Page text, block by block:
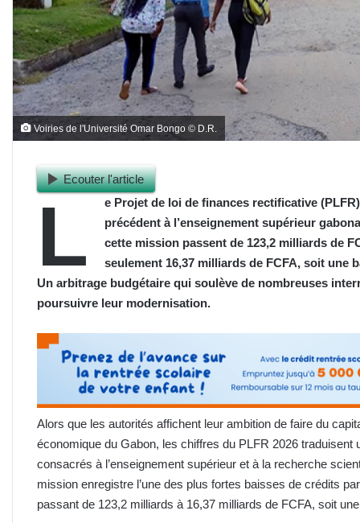
Voiries de l'Université Omar Bongo © D.R.
Ecouter l'article
L
e Projet de loi de finances rectificative
précédent à l’enseignement supérieur
cette mission passent de 123,2 milliards de
seulement 16,37 milliards de FCFA, soit une
Un arbitrage budgétaire qui soulève de nombreuses
poursuivre leur modernisation.
Alors que les autorités affichent leur ambition de faire du
économique du Gabon, les chiffres du PLFR 2026
consacrés à l’enseignement supérieur et à la recherche
mission enregistre l’une des plus fortes baisses de crédits
passant de 123,2 milliards à 16,37 milliards de FCFA, soit